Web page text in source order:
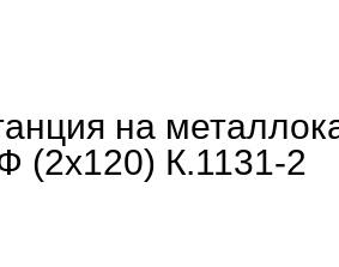
на
(2х120) К.1131-2